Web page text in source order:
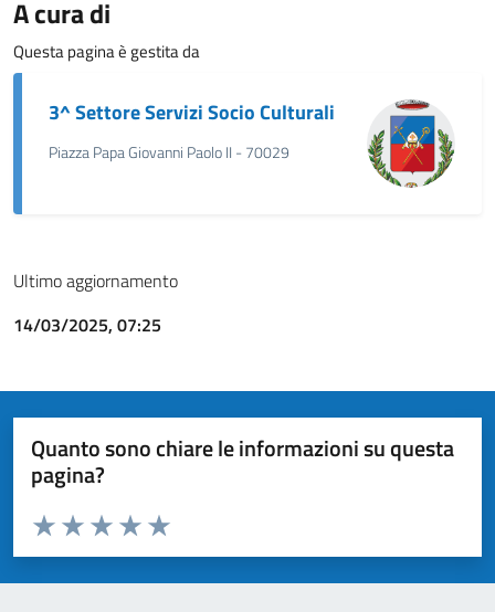
A cura di
Questa pagina è gestita da
3^ Settore Servizi Socio Culturali
Piazza Papa Giovanni Paolo II - 70029
Ultimo aggiornamento
14/03/2025, 07:25
Quanto sono chiare le informazioni su questa
pagina?
Valuta da 1 a 5 stelle la pagina
Valuta 5 stelle su 5
Valuta 4 stelle su 5
Valuta 3 stelle su 5
Valuta 2 stelle su 5
Valuta 1 stelle su 5